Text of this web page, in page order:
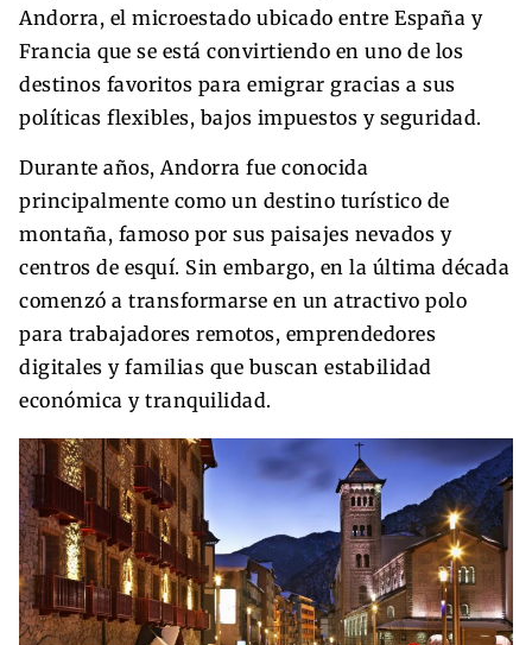
Andorra, el microestado ubicado entre España y
Francia que se está convirtiendo en uno de los
destinos favoritos para emigrar gracias a sus
políticas flexibles, bajos impuestos y seguridad.
Durante años, Andorra fue conocida
principalmente como un destino turístico de
montaña, famoso por sus paisajes nevados y
centros de esquí. Sin embargo, en la última década
comenzó a transformarse en un atractivo polo
para trabajadores remotos, emprendedores
digitales y familias que buscan estabilidad
económica y tranquilidad.